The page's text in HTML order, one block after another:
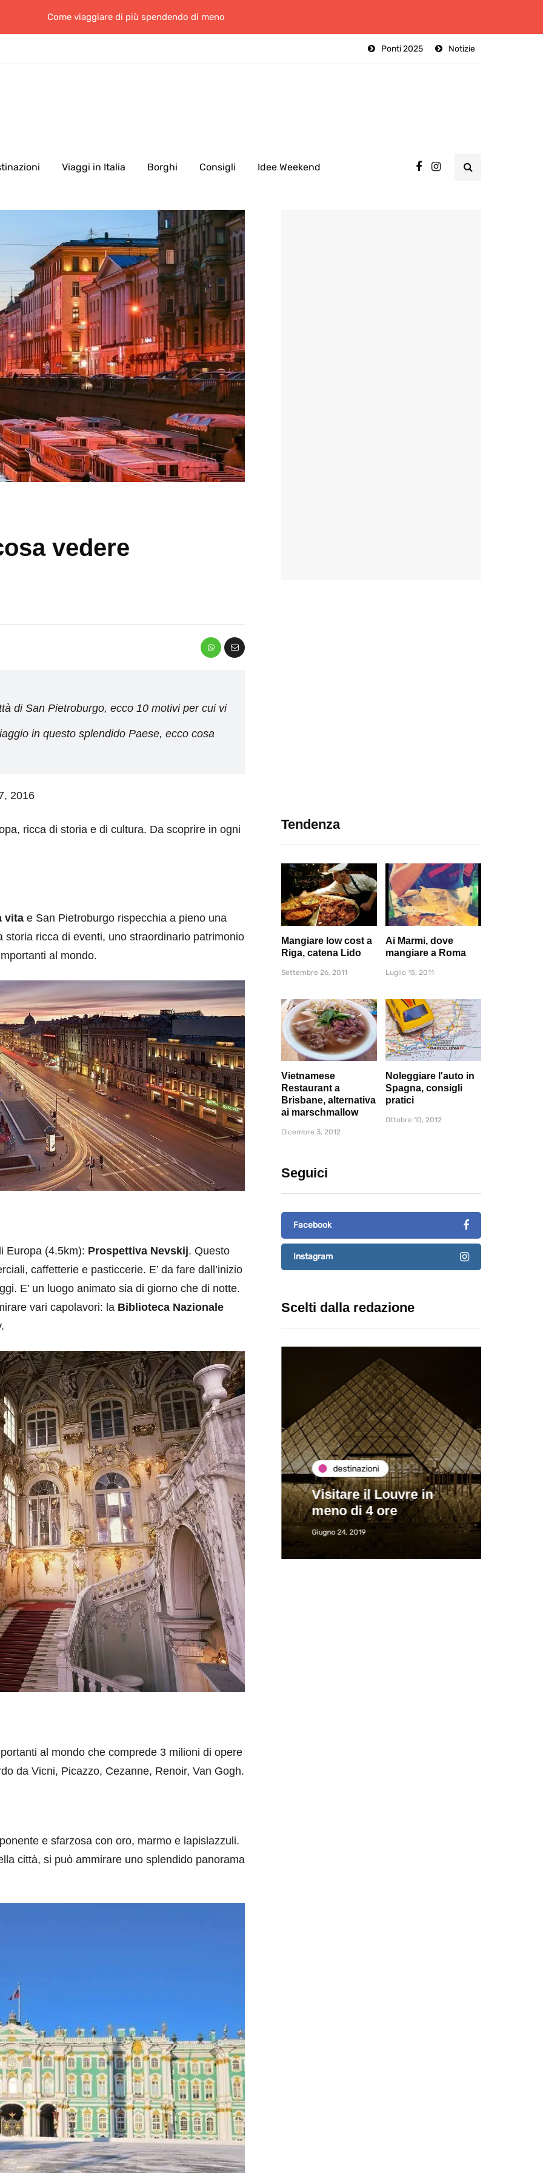
Come viaggiare di più spendendo di meno
Notizie
Ponti 2025
Viaggi in Italia Borghi Consigli Idee Weekend
vedere
di San Pietroburgo, ecco 10 motivi per cui vi
in questo splendido Paese, ecco cosa
2016
ricca di storia e di cultura. Da scoprire in ogni
vita e San Pietroburgo rispecchia a pieno una
ricca di eventi, uno straordinario patrimonio
al mondo.
Europa (4.5km): Prospettiva Nevskij. Questo
caffetterie e pasticcerie. E’ da fare dall’inizio
E’ un luogo animato sia di giorno che di notte.
vari capolavori: la Biblioteca Nazionale
al mondo che comprede 3 milioni di opere
da Vicni, Picazzo, Cezanne, Renoir, Van Gogh.
e sfarzosa con oro, marmo e lapislazzuli.
città, si può ammirare uno splendido panorama
Tendenza
Mangiare low cost a
Riga, catena Lido
Settembre 26, 2011
Ai Marmi, dove
mangiare a Roma
Luglio 15, 2011
Vietnamese
Restaurant a
Brisbane, alternativa
ai marschmallow
Dicembre 3, 2012
Noleggiare l'auto in
Spagna, consigli
pratici
Ottobre 10, 2012
Seguici
Facebook
Instagram
Scelti dalla redazione
di
eventi
Eventi di aprile 2026 a
Rimini e dintorni
Marzo 31, 2026
destinazioni
Visitare il Louvre in
meno di 4 ore
Giugno 24, 2019